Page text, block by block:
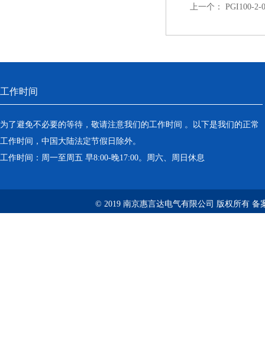
上一个： PGI100-2-
工作时间
为了避免不必要的等待，敬请注意我们的工作时间 。以下是我们的正常
工作时间，中国大陆法定节假日除外。
工作时间：周一至周五 早8:00-晚17:00。周六、周日休息
© 2019 南京惠言达电气有限公司 版权所有 备